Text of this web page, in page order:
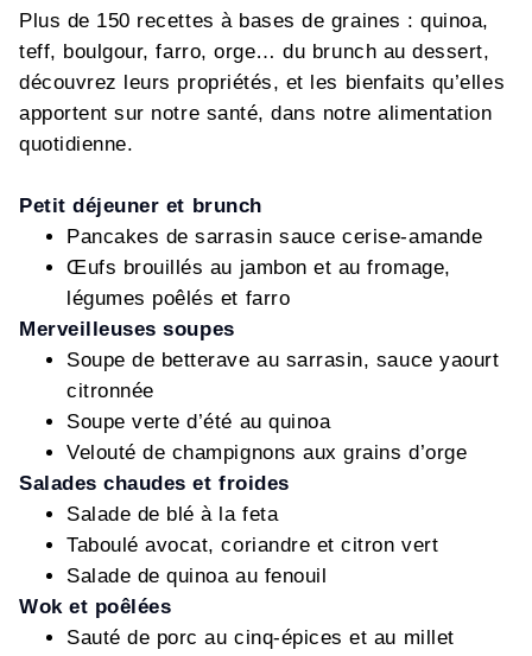
Plus de 150 recettes à bases de graines : quinoa,
teff, boulgour, farro, orge… du brunch au dessert,
découvrez leurs propriétés, et les bienfaits qu’elles
apportent sur notre santé, dans notre alimentation
quotidienne.
Petit déjeuner et brunch
Pancakes de sarrasin sauce cerise-amande
Œufs brouillés au jambon et au fromage,
légumes poêlés et farro
Merveilleuses soupes
Soupe de betterave au sarrasin, sauce yaourt
citronnée
Soupe verte d’été au quinoa
Velouté de champignons aux grains d’orge
Salades chaudes et froides
Salade de blé à la feta
Taboulé avocat, coriandre et citron vert
Salade de quinoa au fenouil
Wok et poêlées
Sauté de porc au cinq-épices et au millet